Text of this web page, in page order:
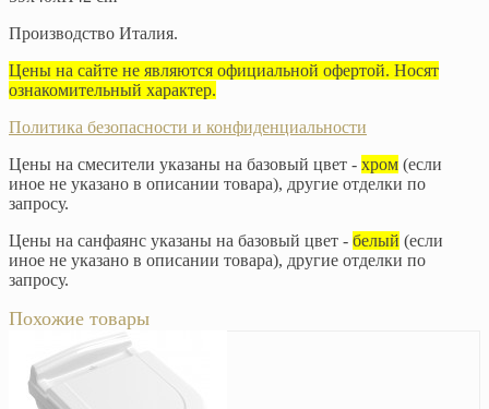
Производство Италия.
Цены на сайте не являются официальной офертой. Носят
ознакомительный характер.
Политика безопасности и конфиденциальности
Цены на смесители указаны на базовый цвет - хром (если
иное не указано в описании товара), другие отделки по
запросу.
Цены на санфаянс указаны на базовый цвет - белый (если
иное не указано в описании товара), другие отделки по
запросу.
Похожие товары